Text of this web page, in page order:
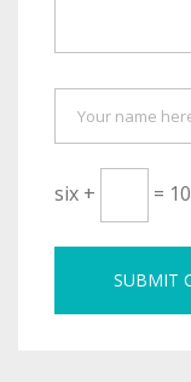
six + = 10